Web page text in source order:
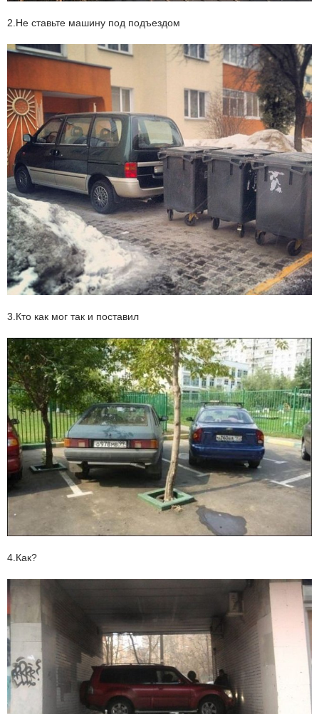
2.Не ставьте машину под подъездом
3.Кто как мог так и поставил
4.Как?